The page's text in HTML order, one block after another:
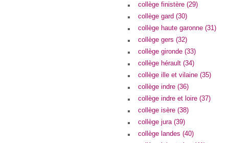
collège finistère (29)
collège gard (30)
collège haute garonne (31)
collège gers (32)
collège gironde (33)
collège hérault (34)
collège ille et vilaine (35)
collège indre (36)
collège indre et loire (37)
collège isère (38)
collège jura (39)
collège landes (40)